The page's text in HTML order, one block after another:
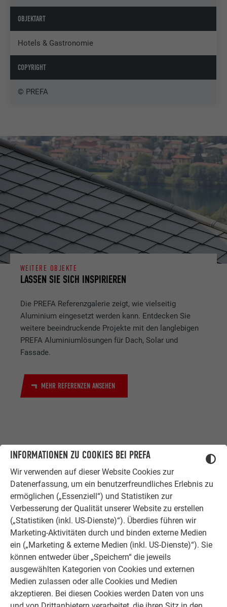
INFORMATIONEN ZU COOKIES BEI PREFA
Wir verwenden auf dieser Website Cookies zur
Datenerfassung, um ein benutzerfreundliches Erlebnis zu
ermöglichen („Essenziell“) und Statistiken zur
Verbesserung der Qualität unserer Website zu erstellen
(„Statistiken (inkl. US-Dienste)“). Überdies führen wir
Marketing-Aktivitäten durch und binden externe Medien
ein („Marketing & externe Medien (inkl. US-Dienste)“). Sie
können entweder über „Speichern“ die jeweils
ausgewählten Kategorien von Cookies und externen
Medien zulassen oder alle Cookies und Medien
akzeptieren. Bei diesen Cookies werden Daten von uns
OBJEKTART
Hotels & Gastronomie
COPYRIGHT
© PREFA
LASSEN SIE SICH INSPIRIEREN
WEITERE OBJEKTE
Die PREFA Referenzgalerie zeigt, wie vielseitig
Aluminium eingesetzt werden kann. Entdecken Sie
weitere beeindruckende Projekte mit den langlebigen
PREFA Aluminiumlösungen für Dach, Solar und
Fassade.
MEHR REFERENZEN ANSEHEN
ERFAHRUNGSBERICHTE
ZUFRIEDENE KUNDEN
Ob Bauherr, Sanierer, Verarbeiter oder
Architekt - die Zufriedenheit all
unserer Kunden liegt uns am Herzen.
Deshalb versuchen wir als PREFA in
allen Phasen Ihres Projektes als
starker Begleiter zur Seite zu stehen.
Überzeugen Sie sich selbst!